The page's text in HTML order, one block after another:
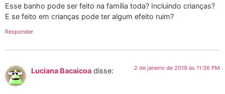
Esse banho pode ser feito na família toda? Incluindo crianças?
E se feito em crianças pode ter algum efeito ruim?
Responder
Luciana Bacaicoa disse: 2 de janeiro de 2019 às 11:36 PM